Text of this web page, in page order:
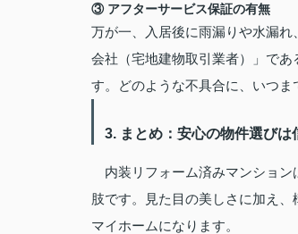
③ アフターサービス保証の有無
万が一、入居後に雨漏りや水漏
会社（宅地建物取引業者）」で
す。どのような不具合に、いつま
3. まとめ：安心の物件選びは
内装リフォーム済みマンション
肢です。見た目の美しさに加え
マイホームになります。